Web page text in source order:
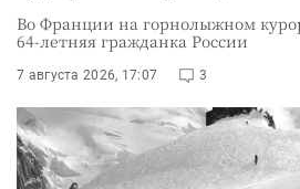
Во Франции на горнолыжном
64-летняя гражданка России
7 августа 2026, 17:07 3